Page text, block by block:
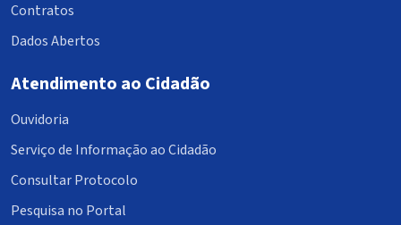
Contratos
Dados Abertos
Atendimento ao Cidadão
Ouvidoria
Serviço de Informação ao Cidadão
Consultar Protocolo
Pesquisa no Portal